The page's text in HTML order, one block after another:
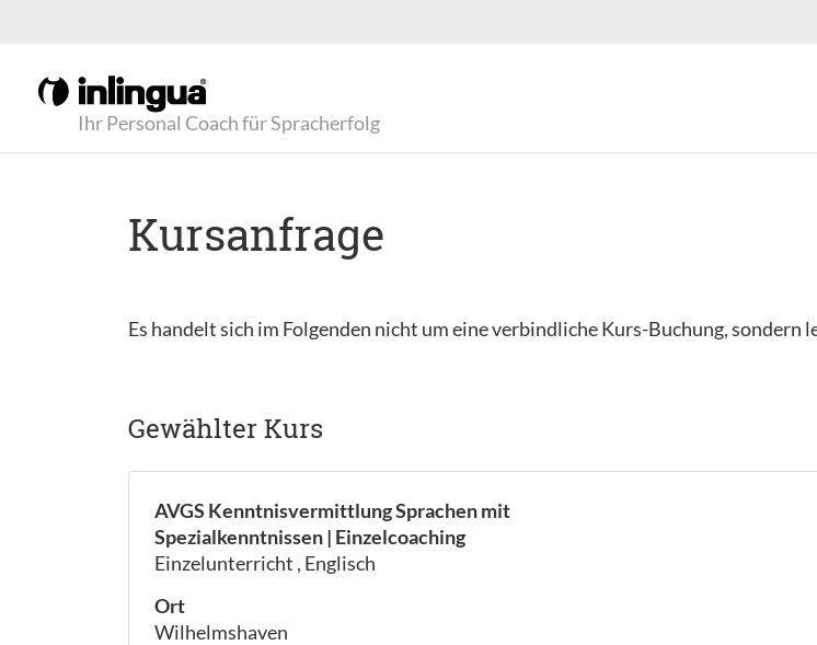
Ihr Personal Coach für Spracherfolg
Kursanfrage
Es handelt sich im Folgenden nicht um eine verbindliche Kurs-Buchung, sondern
Gewählter Kurs
AVGS Kenntnisvermittlung Sprachen mit
Spezialkenntnissen | Einzelcoaching
Einzelunterricht , Englisch
Ort
Wilhelmshaven